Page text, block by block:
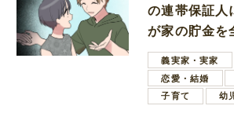
の連帯保証人
が家の貯金を
しいと言って
義実家・実家
恋愛・結婚
子育て
幼